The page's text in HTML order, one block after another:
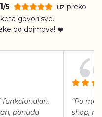
/5
uz preko
govori sve.
od dojmova! ❤️
funkcionalan,
ponuda
“Po
shop,